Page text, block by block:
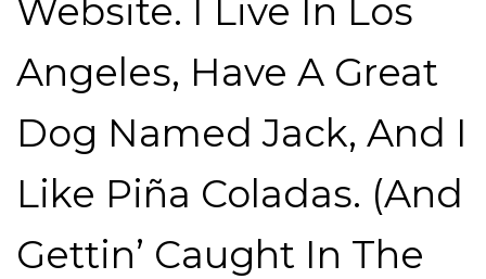
Website. I Live In Los
Angeles, Have A Great
Dog Named Jack, And I
Like Piña Coladas. (And
Gettin’ Caught In The